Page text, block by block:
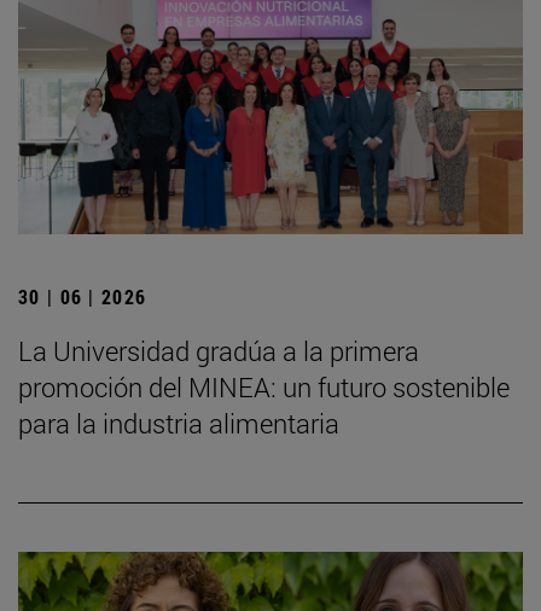
30 | 06 | 2026
La Universidad gradúa a la primera
promoción del MINEA: un futuro sostenible
para la industria alimentaria